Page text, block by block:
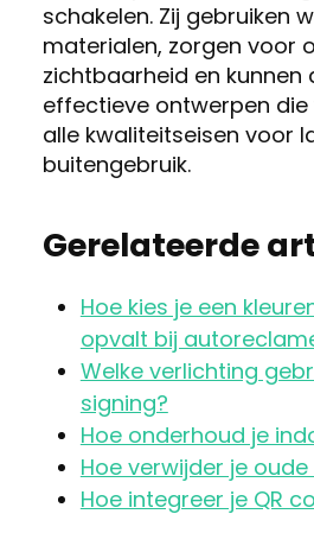
schakelen. Zij gebruiken
materialen, zorgen voor
zichtbaarheid en kunnen
effectieve ontwerpen
alle kwaliteitseisen voor
buitengebruik.
Gerelateerde
Hoe kies je een
opvalt bij
Welke verlichting
signing?
Hoe onderhoud je
Hoe verwijder je
Hoe integreer je QR